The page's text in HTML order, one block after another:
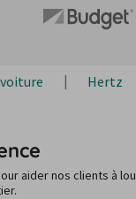
Hertz
aider nos clients à